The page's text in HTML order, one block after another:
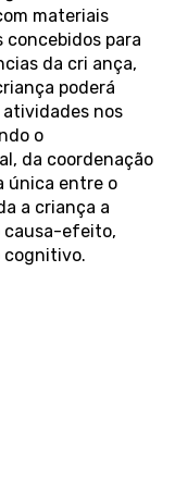
materiais
para
da cri ança,
poderá
atividades nos
o
da coordenação
única entre o
a criança a
causa-efeito,
cognitivo.